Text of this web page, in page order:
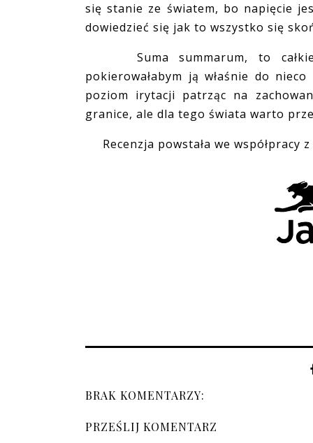
się stanie ze światem, bo napięcie
dowiedzieć się jak to wszystko się
Suma summarum, to
pokierowałabym ją właśnie do
poziom irytacji patrząc na
granice, ale dla tego świata warto
Recenzja powstała we współpracy
BRAK KOMENTARZY:
PRZEŚLIJ KOMENTARZ